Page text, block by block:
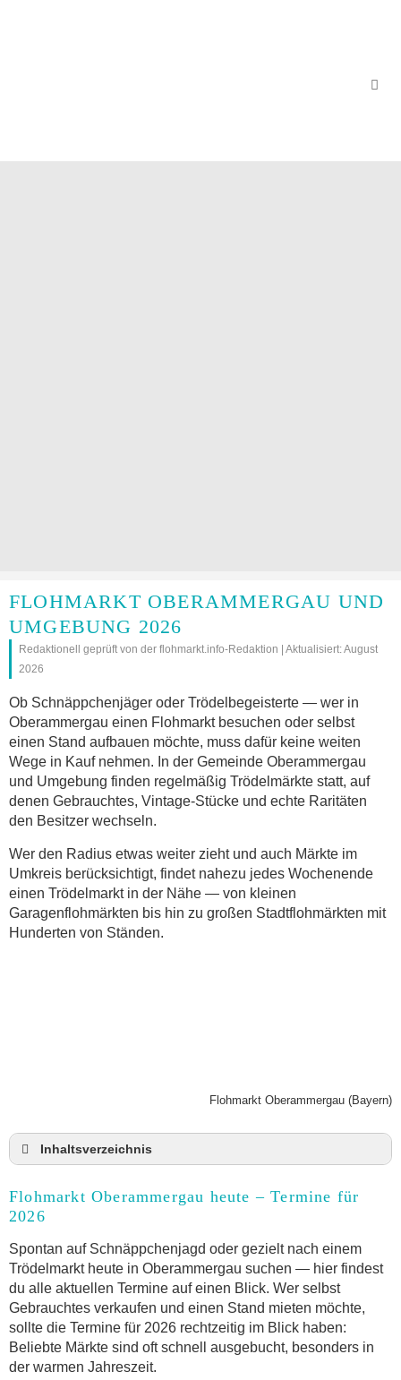
FLOHMARKT OBERAMMERGAU UND
UMGEBUNG 2026
Redaktionell geprüft von der flohmarkt.info-Redaktion | Aktualisiert: August
2026
Ob Schnäppchenjäger oder Trödelbegeisterte — wer in
Oberammergau einen Flohmarkt besuchen oder selbst
einen Stand aufbauen möchte, muss dafür keine weiten
Wege in Kauf nehmen. In der Gemeinde Oberammergau
und Umgebung finden regelmäßig Trödelmärkte statt, auf
denen Gebrauchtes, Vintage-Stücke und echte Raritäten
den Besitzer wechseln.
Wer den Radius etwas weiter zieht und auch Märkte im
Umkreis berücksichtigt, findet nahezu jedes Wochenende
einen Trödelmarkt in der Nähe — von kleinen
Garagenflohmärkten bis hin zu großen Stadtflohmärkten mit
Hunderten von Ständen.
Flohmarkt Oberammergau (Bayern)
Inhaltsverzeichnis
2026
Online-Flohmarkt Oberammergau
Welche Trödelmarkt-Typen gibt es?
Aktuelle Flohmarkt-Termine für Oberammergau
und Umgebung
Kleinanzeigen Oberammergau als Alternative zum
Trödelmarkt
Flohmarkt Oberammergau heute – Termine für
2026
Spontan auf Schnäppchenjagd oder gezielt nach einem
Trödelmarkt heute in Oberammergau suchen — hier findest
du alle aktuellen Termine auf einen Blick. Wer selbst
Gebrauchtes verkaufen und einen Stand mieten möchte,
sollte die Termine für 2026 rechtzeitig im Blick haben:
Beliebte Märkte sind oft schnell ausgebucht, besonders in
der warmen Jahreszeit.